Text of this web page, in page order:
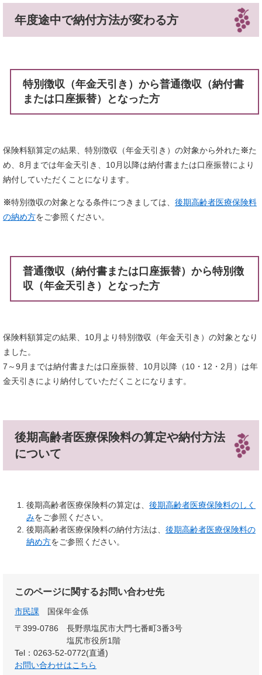
年度途中で納付方法が変わる方
特別徴収（年金天引き）から普通徴収（納付書
または口座振替）となった方
保険料額算定の結果、特別徴収（年金天引き）の対象から外れた ※た
め、8月までは年金天引き、10月以降は納付書または口座振替により
納付していただくことになります。
※特別徴収の対象となる条件につきましては、 後期高齢者医療保険料
の納め方をご参照ください。
普通徴収（納付書または口座振替）から特別徴
収（年金天引き）となった方
保険料額算定の結果、10月より特別徴収（年金天引き）の対象となり
ました。
7～9月までは納付書または口座振替、10月以降（10・12・2月）は年
金天引きにより納付していただくことになります。
後期高齢者医療保険料の算定や納付方法
について
後期高齢者医療保険料の算定は、 後期高齢者医療保険料のしく
みをご参照ください。
後期高齢者医療保険料の納付方法は、 後期高齢者医療保険料の
納め方をご参照ください。
このページに関するお問い合わせ先
市民課
国保年金係
〒399-0786
長野県塩尻市大門七番町3番3号
塩尻市役所1階
Tel：0263-52-0772(直通)
お問い合わせはこちら